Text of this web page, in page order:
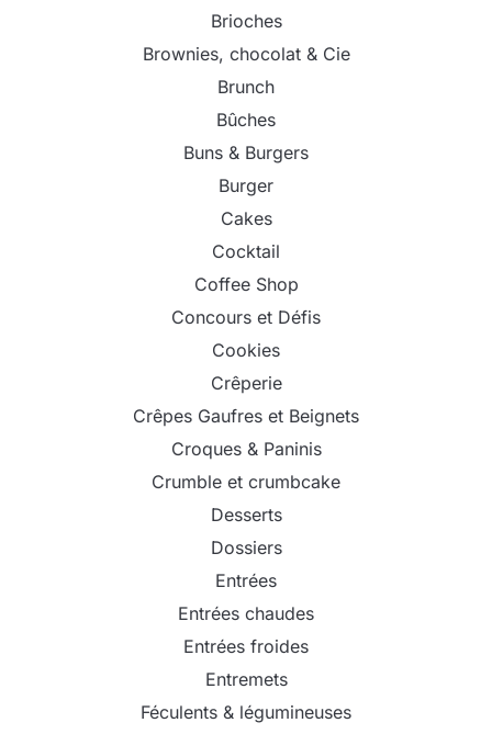
Brioches
Brownies, chocolat & Cie
Brunch
Bûches
Buns & Burgers
Burger
Cakes
Cocktail
Coffee Shop
Concours et Défis
Cookies
Crêperie
Crêpes Gaufres et Beignets
Croques & Paninis
Crumble et crumbcake
Desserts
Dossiers
Entrées
Entrées chaudes
Entrées froides
Entremets
Féculents & légumineuses